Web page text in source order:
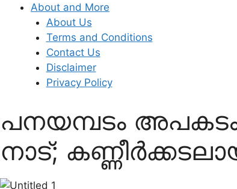
About and More
About Us
Terms and Conditions
Contact Us
Disclaimer
Privacy Policy
പനയമ്പടം
നാട്;